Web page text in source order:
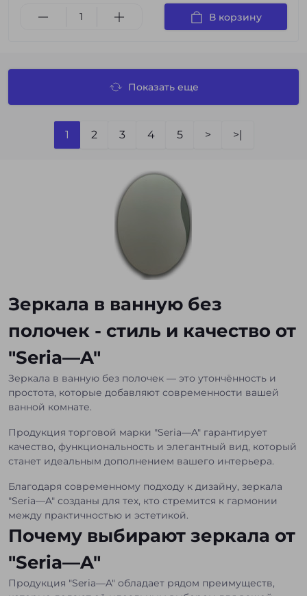
В корзину
Показать еще
1 2 3 4 5 > >|
Зеркала в ванную без
полочек - стиль и качество от
"Seria—A"
Зеркала в ванную без полочек — это утончённость и
простота, которые добавляют современности вашей
ванной комнате.
Продукция торговой марки "Seria—A" гарантирует
качество, функциональность и элегантный вид, который
станет идеальным дополнением вашего интерьера.
Благодаря современному подходу к дизайну, зеркала
"Seria—A" созданы для тех, кто стремится к гармонии
между практичностью и эстетикой.
Почему выбирают зеркала от
"Seria—A"
Продукция "Seria—A" обладает рядом преимуществ,